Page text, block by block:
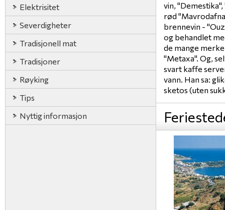
Elektrisitet
Severdigheter
Tradisjonell mat
Tradisjoner
Røyking
Tips
Nyttig informasjon
vin, "Demestika",
rød
brennevin -
og behandlet
de mange
"Metaxa". Og,
svart kaffe
vann. Han sa:
sketos (uten